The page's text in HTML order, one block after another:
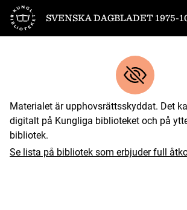
Till startsidan
SVENSKA DAGBLADET 1975-
Materialet är upphovsrättsskyddat. Det
digitalt på Kungliga biblioteket och på
bibliotek.
Se lista på bibliotek som erbjuder full